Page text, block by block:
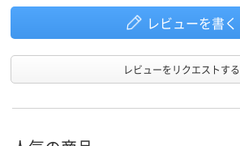
レビューを書く
レビューをリクエストする